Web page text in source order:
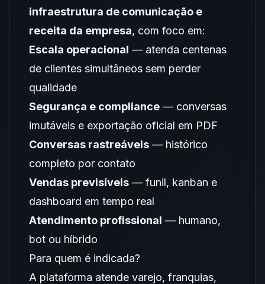
infraestrutura de comunicação e
receita da empresa, com foco em:
Escala operacional — atenda centenas
de clientes simultâneos sem perder
qualidade
Segurança e compliance — conversas
imutáveis e exportação oficial em PDF
Conversas rastreáveis — histórico
completo por contato
Vendas previsíveis — funil, kanban e
dashboard em tempo real
Atendimento profissional — humano,
bot ou híbrido
Para quem é indicada?
A plataforma atende varejo, franquias,